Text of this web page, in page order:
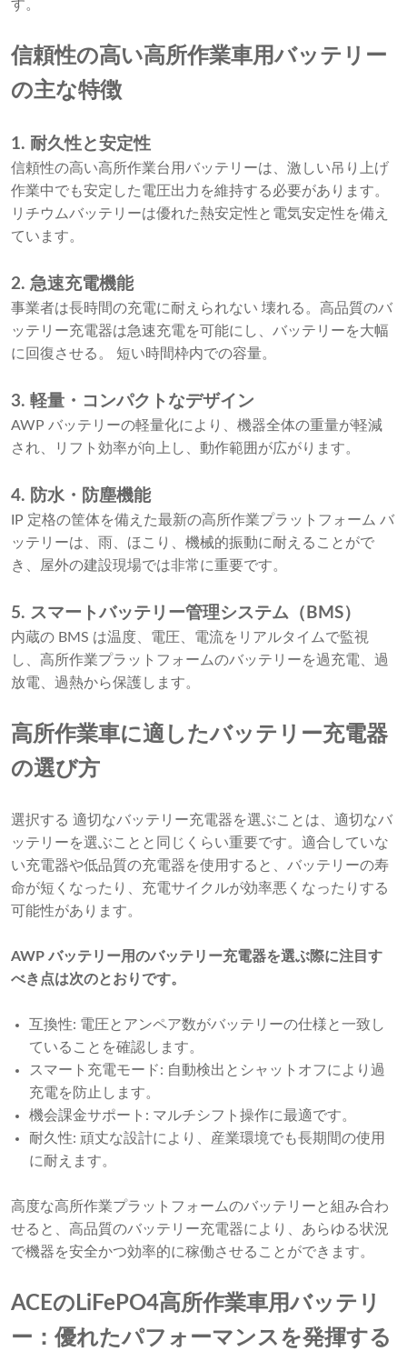
す。
信頼性の高い高所作業車用バッテリー
の主な特徴
1. 耐久性と安定性
信頼性の高い高所作業台用バッテリーは、激しい吊り上げ
作業中でも安定した電圧出力を維持する必要があります。
リチウムバッテリーは優れた熱安定性と電気安定性を備え
ています。
2. 急速充電機能
事業者は長時間の充電に耐えられない 壊れる。高品質のバ
ッテリー充電器は急速充電を可能にし、バッテリーを大幅
に回復させる。 短い時間枠内での容量。
3. 軽量・コンパクトなデザイン
AWP バッテリーの軽量化により、機器全体の重量が軽減
され、リフト効率が向上し、動作範囲が広がります。
4. 防水・防塵機能
IP 定格の筐体を備えた最新の高所作業プラットフォーム バ
ッテリーは、雨、ほこり、機械的振動に耐えることがで
き、屋外の建設現場では非常に重要です。
5. スマートバッテリー管理システム（BMS）
内蔵の BMS は温度、電圧、電流をリアルタイムで監視
し、高所作業プラットフォームのバッテリーを過充電、過
放電、過熱から保護します。
高所作業車に適したバッテリー充電器
の選び方
選択する 適切なバッテリー充電器を選ぶことは、適切なバ
ッテリーを選ぶことと同じくらい重要です。適合していな
い充電器や低品質の充電器を使用すると、バッテリーの寿
命が短くなったり、充電サイクルが効率悪くなったりする
可能性があります。
AWP バッテリー用のバッテリー充電器を選ぶ際に注目す
べき点は次のとおりです。
互換性: 電圧とアンペア数がバッテリーの仕様と一致し
ていることを確認します。
スマート充電モード: 自動検出とシャットオフにより過
充電を防止します。
機会課金サポート: マルチシフト操作に最​​適です。
耐久性: 頑丈な設計により、産業環境でも長期間の使用
に耐えます。
高度な高所作業プラットフォームのバッテリーと組み合わ
せると、高品質のバッテリー充電器により、あらゆる状況
で機器を安全かつ効率的に稼働させることができます。
ACEのLiFePO4高所作業車用バッテリ
ー：優れたパフォーマンスを発揮する